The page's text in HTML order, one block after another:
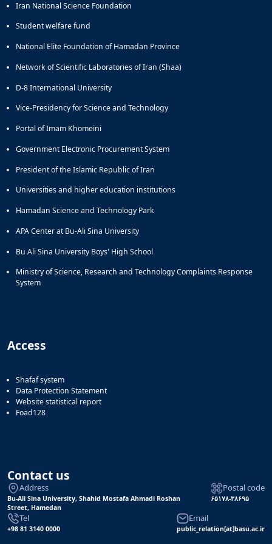
Iran National Science Foundation
Student welfare fund
National Elite Foundation of Hamadan Province
Network of Scientific Laboratories of Iran (Shaa)
D-8 International University
Vice-Presidency for Science and Technology
Portal of Imam Khomeini
Government Electronic Procurement System
President of the Islamic Republic of Iran
Universities and higher education institutions
Hamadan Science and Technology Park
APA Center at Bu-Ali Sina University
Bu Ali Sina University Boys' High School
Ministry of Science, Research and Technology Complaints Response
System
Access
Shafaf system
Data Protection Statement
Website statistical report
Foad128
Contact us
Address
Bu-Ali Sina University, Shahid Mostafa Ahmadi Roshan
Street, Hamedan
Postal code
۶۵۱۷۸-۳۸۶۹۵
Tel
+98 81 3140 0000
Email
public_relation[at]basu.ac.ir